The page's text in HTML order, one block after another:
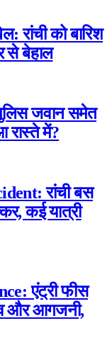
को बारिश
से बेहाल
जवान समेत
रास्ते में?
रांची बस
कई यात्री
एंट्री फीस
और आगजनी,